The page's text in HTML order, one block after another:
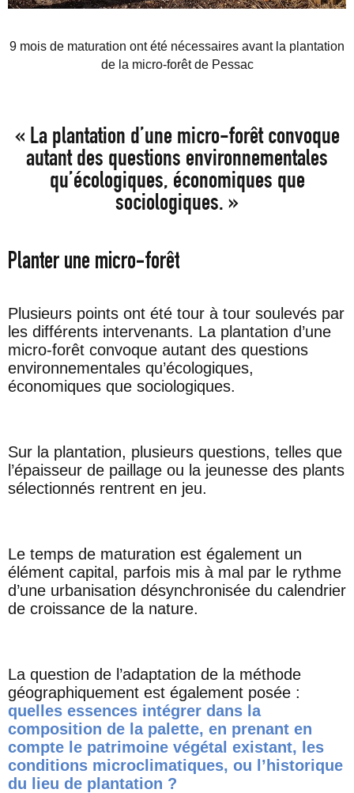
9 mois de maturation ont été nécessaires avant la plantation
de la micro-forêt de Pessac
« La plantation d’une micro-forêt convoque
autant des questions environnementales
qu’écologiques, économiques que
sociologiques. »
Planter une micro-forêt
Plusieurs points ont été tour à tour soulevés par
les différents intervenants. La plantation d’une
micro-forêt convoque autant des questions
environnementales qu’écologiques,
économiques que sociologiques.
Sur la plantation, plusieurs questions, telles que
l’épaisseur de paillage ou la jeunesse des plants
sélectionnés rentrent en jeu.
Le temps de maturation est également un
élément capital, parfois mis à mal par le rythme
d’une urbanisation désynchronisée du calendrier
de croissance de la nature.
La question de l’adaptation de la méthode
géographiquement est également posée :
quelles essences intégrer dans la
composition de la palette, en prenant en
compte le patrimoine végétal existant, les
conditions microclimatiques, ou l’historique
du lieu de plantation ?